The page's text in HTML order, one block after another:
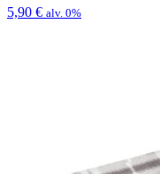
5,90 € alv. 0%